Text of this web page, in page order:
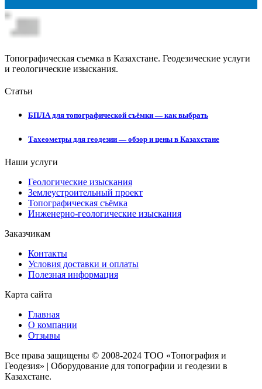
Топографическая съемка в Казахстане. Геодезические услуги
и геологические изыскания.
Статьи
БПЛА для топографической съёмки — как выбрать
Тахеометры для геодезии — обзор и цены в Казахстане
Наши услуги
Геологические изыскания
Землеустроительный проект
Топографическая съёмка
Инженерно-геологические изыскания
Заказчикам
Контакты
Условия доставки и оплаты
Полезная информация
Карта сайта
Главная
О компании
Отзывы
Все права защищены © 2008-2024 ТОО «Топография и
Геодезия» | Оборудование для топографии и геодезии в
Казахстане.